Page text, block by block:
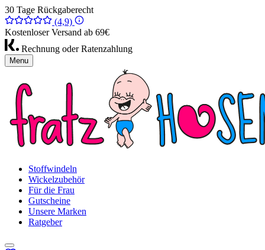
30 Tage Rückgaberecht
(4,9)
Kostenloser Versand ab 69€
Rechnung oder Ratenzahlung
Menu
Stoffwindeln
Wickelzubehör
Für die Frau
Gutscheine
Unsere Marken
Ratgeber